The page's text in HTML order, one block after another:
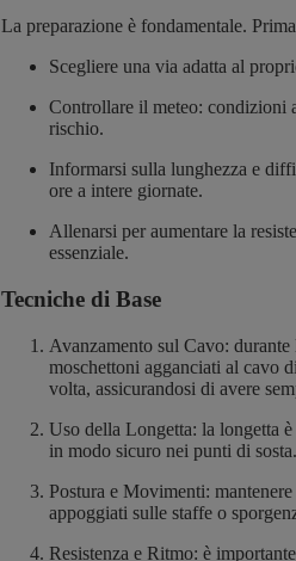
La preparazione è fondamentale.
Scegliere una via adatta al
Controllare il meteo: condizioni
rischio.
Informarsi sulla lunghezza e
ore a intere giornate.
Allenarsi per aumentare la
essenziale.
Tecniche di Base
Avanzamento sul Cavo: durante
moschettoni agganciati al cavo
volta, assicurandosi di avere
Uso della Longetta: la longetta
in modo sicuro nei punti di sosta.
Postura e Movimenti:
appoggiati sulle staffe o
Resistenza e Ritmo: è